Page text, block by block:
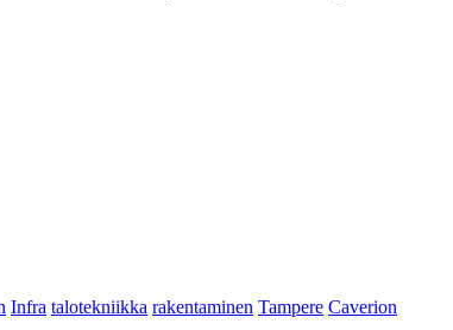
Infra talotekniikka rakentaminen Tampere Caverion